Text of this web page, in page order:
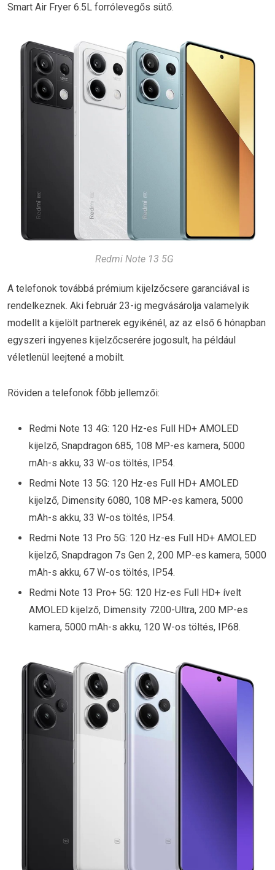
Smart Air Fryer 6.5L forrólevegős sütő.
Redmi Note 13 5G
A telefonok továbbá prémium kijelzőcsere garanciával is
rendelkeznek. Aki február 23-ig megvásárolja valamelyik
modellt a kijelölt partnerek egyikénél, az az első 6 hónapban
egyszeri ingyenes kijelzőcserére jogosult, ha például
véletlenül leejtené a mobilt.
Röviden a telefonok főbb jellemzői:
Redmi Note 13 4G: 120 Hz-es Full HD+ AMOLED
kijelző, Snapdragon 685, 108 MP-es kamera, 5000
mAh-s akku, 33 W-os töltés, IP54.
Redmi Note 13 5G: 120 Hz-es Full HD+ AMOLED
kijelző, Dimensity 6080, 108 MP-es kamera, 5000
mAh-s akku, 33 W-os töltés, IP54.
Redmi Note 13 Pro 5G: 120 Hz-es Full HD+ AMOLED
kijelző, Snapdragon 7s Gen 2, 200 MP-es kamera, 5000
mAh-s akku, 67 W-os töltés, IP54.
Redmi Note 13 Pro+ 5G: 120 Hz-es Full HD+ ívelt
AMOLED kijelző, Dimensity 7200-Ultra, 200 MP-es
kamera, 5000 mAh-s akku, 120 W-os töltés, IP68.